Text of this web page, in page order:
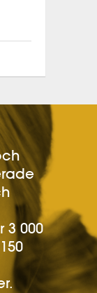
3 000